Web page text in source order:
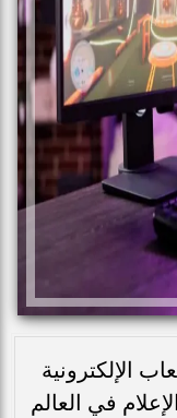
الإلكترونية
في العالم